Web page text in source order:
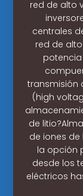
red de alto
centrales
red de
transmisión
(high
de
de iones
la opción
desde los
eléctricos